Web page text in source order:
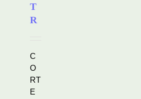
T
R
C
O
RT
E